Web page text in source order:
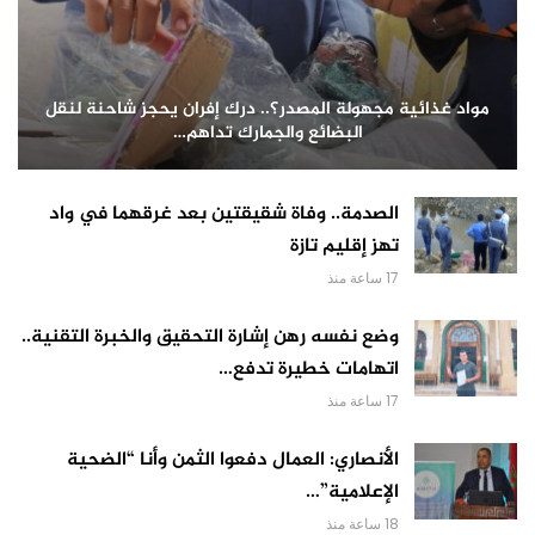
مواد غذائية مجهولة المصدر؟.. درك إفران يحجز شاحنة لنقل
البضائع والجمارك تداهم…
الصدمة.. وفاة شقيقتين بعد غرقهما في واد
تهز إقليم تازة
17 ساعة منذ
وضع نفسه رهن إشارة التحقيق والخبرة التقنية..
اتهامات خطيرة تدفع…
17 ساعة منذ
الأنصاري: العمال دفعوا الثمن وأنا “الضحية
الإعلامية”…
18 ساعة منذ